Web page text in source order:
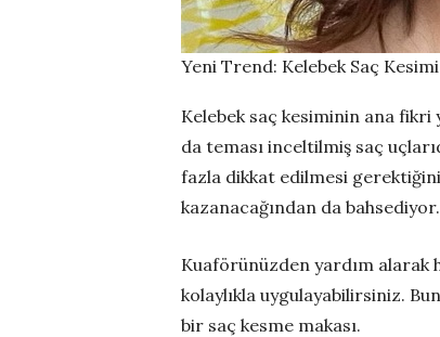
Yeni Trend: Kelebek Saç
Kelebek saç kesiminin ana
da teması inceltilmiş saç
fazla dikkat edilmesi
kazanacağından da bahsediyor.
Kuaförünüzden yardım alarak
kolaylıkla uygulayabilirsiniz.
bir saç kesme makası.